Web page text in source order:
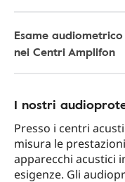
Esame
nei Centri Amplifon
I nostri
Presso i centri
misura le
apparecchi acustici
esigenze. Gli